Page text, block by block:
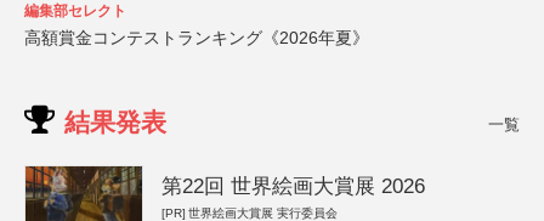
編集部セレクト
高額賞金コンテストランキング《2026年夏》
結果発表 一覧
第22回 世界絵画大賞展 2026
[PR] 世界絵画大賞展 実行委員会